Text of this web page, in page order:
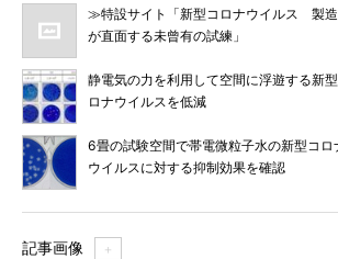
≫特設サイト「新型コロナウイルス 製
が直面する未曾有の試練」
静電気の力を利用して空間に浮遊する新
ロナウイルスを低減
6畳の試験空間で帯電微粒子水の新型コロ
ウイルスに対する抑制効果を確認
記事画像 ＋